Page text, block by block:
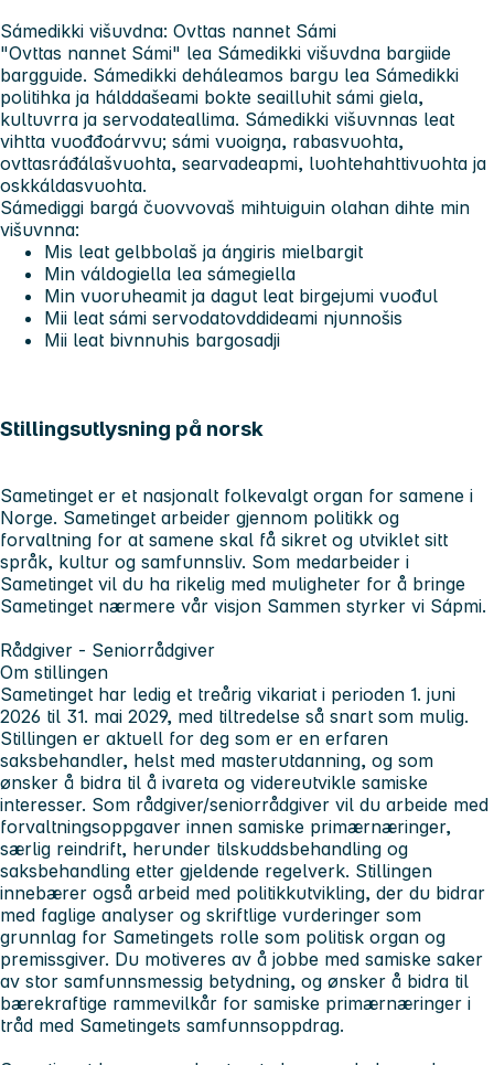
Sámedikki višuvdna: Ovttas nannet Sámi
"Ovttas nannet Sámi" lea Sámedikki višuvdna bargiide
bargguide. Sámedikki deháleamos bargu lea Sámedikki
politihka ja hálddašeami bokte seailluhit sámi giela,
kultuvrra ja servodateallima. Sámedikki višuvnnas leat
vihtta vuođđoárvvu; sámi vuoigŋa, rabasvuohta,
ovttasráđálašvuohta, searvadeapmi, luohtehahttivuohta ja
oskkáldasvuohta.
Sámediggi bargá čuovvovaš mihtuiguin olahan dihte min
višuvnna:
Mis leat gelbbolaš ja áŋgiris mielbargit
Min váldogiella lea sámegiella
Min vuoruheamit ja dagut leat birgejumi vuođul
Mii leat sámi servodatovddideami njunnošis
Mii leat bivnnuhis bargosadji
Stillingsutlysning på norsk
Sametinget er et nasjonalt folkevalgt organ for samene i
Norge. Sametinget arbeider gjennom politikk og
forvaltning for at samene skal få sikret og utviklet sitt
språk, kultur og samfunnsliv. Som medarbeider i
Sametinget vil du ha rikelig med muligheter for å bringe
Sametinget nærmere vår visjon Sammen styrker vi Sápmi.
Rådgiver - Seniorrådgiver
Om stillingen
Sametinget har ledig et treårig vikariat i perioden 1. juni
2026 til 31. mai 2029, med tiltredelse så snart som mulig.
Stillingen er aktuell for deg som er en erfaren
saksbehandler, helst med masterutdanning, og som
ønsker å bidra til å ivareta og videreutvikle samiske
interesser. Som rådgiver/seniorrådgiver vil du arbeide med
forvaltningsoppgaver innen samiske primærnæringer,
særlig reindrift, herunder tilskuddsbehandling og
saksbehandling etter gjeldende regelverk. Stillingen
innebærer også arbeid med politikkutvikling, der du bidrar
med faglige analyser og skriftlige vurderinger som
grunnlag for Sametingets rolle som politisk organ og
premissgiver. Du motiveres av å jobbe med samiske saker
av stor samfunnsmessig betydning, og ønsker å bidra til
bærekraftige rammevilkår for samiske primærnæringer i
tråd med Sametingets samfunnsoppdrag.